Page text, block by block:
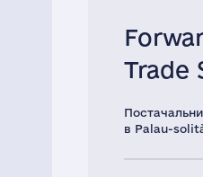
Trade
в Palau-